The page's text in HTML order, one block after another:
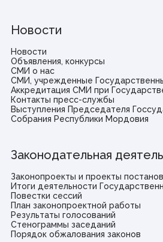
Новости
Новости
Объявления, конкурсы
СМИ о нас
СМИ, учрежденные
Аккредитация СМИ при
Контакты пресс-службы
Выступления Председателя
Собрания Республики Мордовия
Законодательная
Законопроекты и проекты
Итоги деятельности
Повестки сессий
План законопроектной работы
Результаты голосований
Стенограммы заседаний
Порядок обжалования законов